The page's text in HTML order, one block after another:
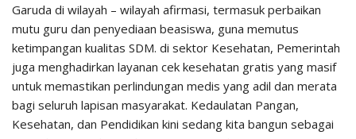
Garuda di wilayah – wilayah afirmasi, termasuk perbaikan
mutu guru dan penyediaan beasiswa, guna memutus
ketimpangan kualitas SDM. di sektor Kesehatan, Pemerintah
juga menghadirkan layanan cek kesehatan gratis yang masif
untuk memastikan perlindungan medis yang adil dan merata
bagi seluruh lapisan masyarakat. Kedaulatan Pangan,
Kesehatan, dan Pendidikan kini sedang kita bangun sebagai